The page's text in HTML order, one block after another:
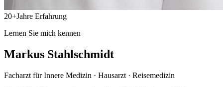
20+Jahre Erfahrung
Lernen Sie mich kennen
Markus Stahlschmidt
Facharzt für Innere Medizin · Hausarzt · Reisemedizin